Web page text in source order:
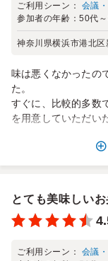
ご利用シーン： 会議
参加者の年齢：50代
神奈川県横浜市港北区
味は悪くなかったの
た。
すぐに、比較的多数
を用意していただい
とても美味しいお
ご利用シーン： 会議